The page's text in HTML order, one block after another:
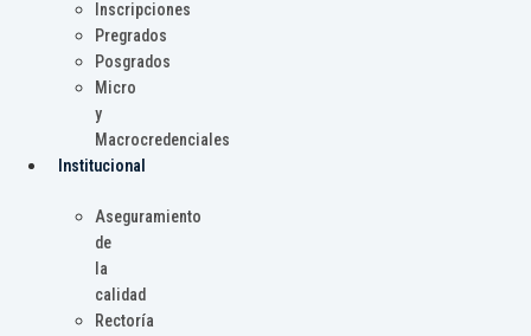
Inscripciones
Pregrados
Posgrados
Micro
y
Macrocredenciales
Institucional
Aseguramiento
de
la
calidad
Rectoría